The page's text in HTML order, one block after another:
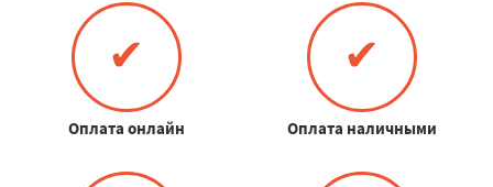
✔
Оплата онлайн
✔
Оплата наличными